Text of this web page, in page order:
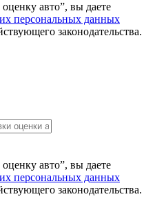
авто”, вы даете
персональных данных
законодательства.
авто”, вы даете
персональных данных
законодательства.